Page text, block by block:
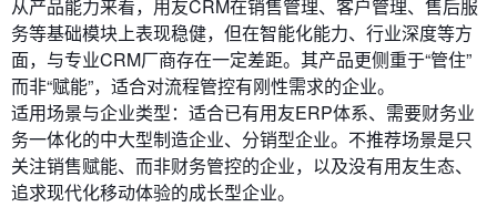
从产品能力来看，用友CRM在销售管理、客户管理、售后服
务等基础模块上表现稳健，但在智能化能力、行业深度等方
面，与专业CRM厂商存在一定差距。其产品更侧重于“管住”
而非“赋能”，适合对流程管控有刚性需求的企业。
适用场景与企业类型：适合已有用友ERP体系、需要财务业
务一体化的中大型制造企业、分销型企业。不推荐场景是只
关注销售赋能、而非财务管控的企业，以及没有用友生态、
追求现代化移动体验的成长型企业。